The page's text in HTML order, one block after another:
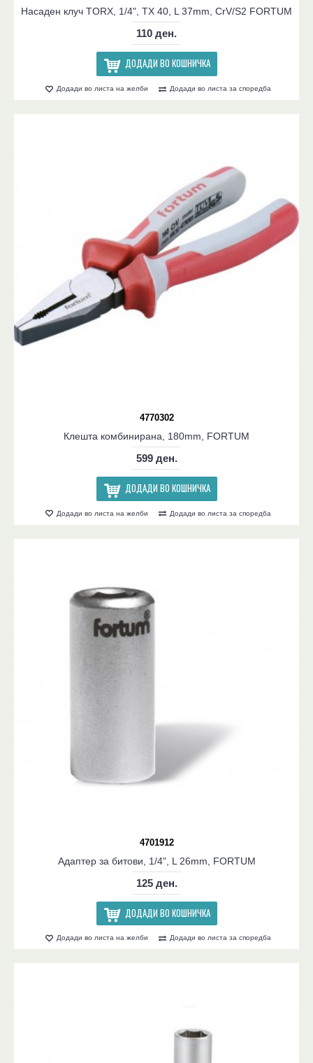
Насаден клуч TORX, 1/4", TX 40, L 37mm, CrV/S2 FORTUM
110 ден.
ДОДАДИ ВО КОШНИЧКА
Додади во листа на желби Додади во листа за споредба
4770302
Клешта комбинирана, 180mm, FORTUM
599 ден.
ДОДАДИ ВО КОШНИЧКА
Додади во листа на желби Додади во листа за споредба
4701912
Адаптер за битови, 1/4", L 26mm, FORTUM
125 ден.
ДОДАДИ ВО КОШНИЧКА
Додади во листа на желби Додади во листа за споредба